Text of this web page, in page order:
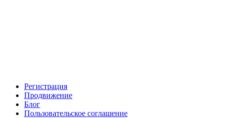
Регистрация
Продвижение
Блог
Пользовательское соглашение